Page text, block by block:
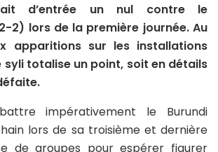
d’entrée un nul contre le
2) lors de la première journée. Au
apparitions sur les installations
syli totalise un point, soit en détails
impérativement le Burundi
lors de sa troisième et dernière
de groupes pour espérer figurer